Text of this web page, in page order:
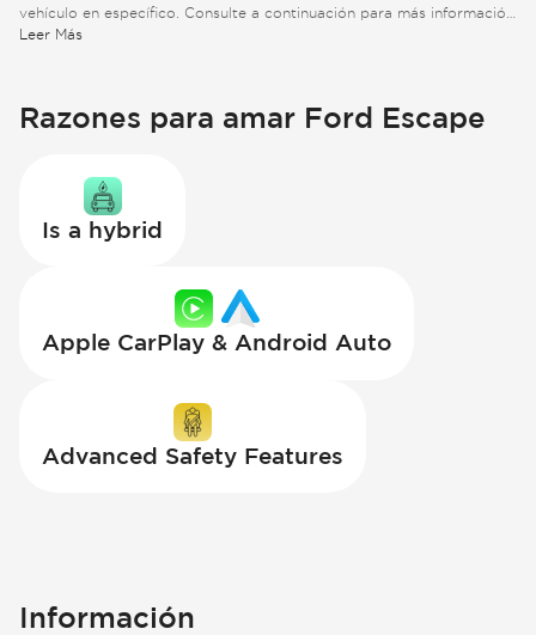
vehículo en específico. Consulte a continuación para más información
adicional.
Leer Más
Razones para amar Ford Escape
Is a hybrid
Apple CarPlay & Android Auto
Advanced Safety Features
Información